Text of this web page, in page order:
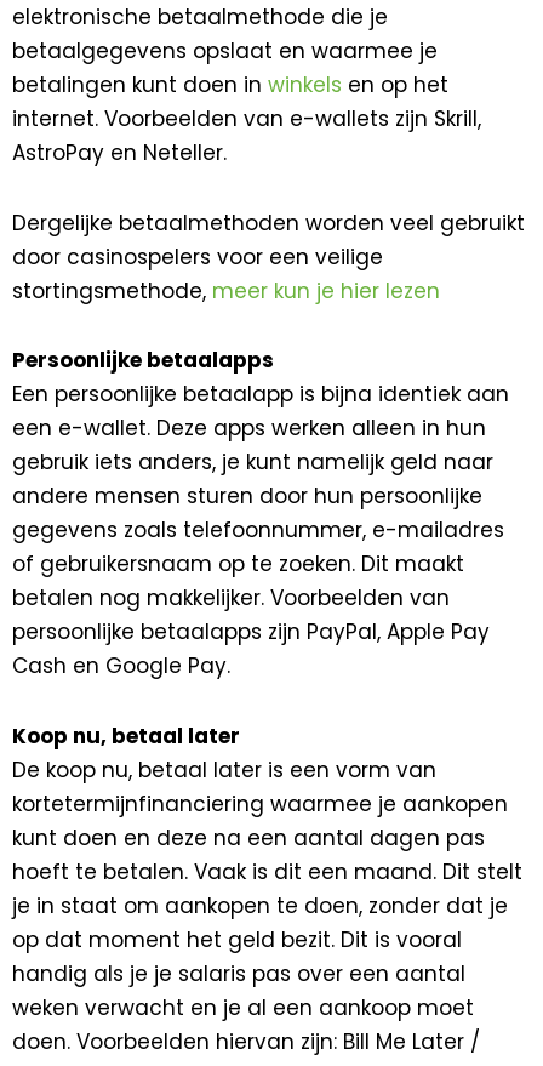
elektronische betaalmethode die je
betaalgegevens opslaat en waarmee je
betalingen kunt doen in winkels en op het
internet. Voorbeelden van e-wallets zijn Skrill,
AstroPay en Neteller.
Dergelijke betaalmethoden worden veel gebruikt
door casinospelers voor een veilige
stortingsmethode, meer kun je hier lezen
Persoonlijke betaalapps
Een persoonlijke betaalapp is bijna identiek aan
een e-wallet. Deze apps werken alleen in hun
gebruik iets anders, je kunt namelijk geld naar
andere mensen sturen door hun persoonlijke
gegevens zoals telefoonnummer, e-mailadres
of gebruikersnaam op te zoeken. Dit maakt
betalen nog makkelijker. Voorbeelden van
persoonlijke betaalapps zijn PayPal, Apple Pay
Cash en Google Pay.
Koop nu, betaal later
De koop nu, betaal later is een vorm van
kortetermijnfinanciering waarmee je aankopen
kunt doen en deze na een aantal dagen pas
hoeft te betalen. Vaak is dit een maand. Dit stelt
je in staat om aankopen te doen, zonder dat je
op dat moment het geld bezit. Dit is vooral
handig als je je salaris pas over een aantal
weken verwacht en je al een aankoop moet
doen. Voorbeelden hiervan zijn: Bill Me Later /